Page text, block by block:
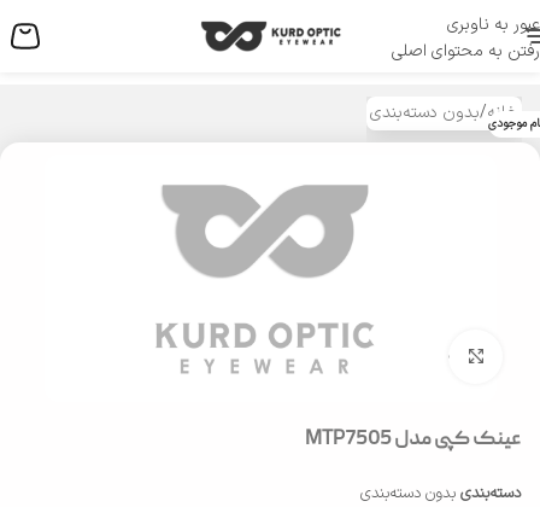
عبور به ناوبری
رفتن به محتوای اصلی
منو
خانه/بدون دسته‌بندی موجودی
بزرگنمایی تصویر
عینک کپی مدل MTP7505
دسته‌بندی بدون دسته‌بندی